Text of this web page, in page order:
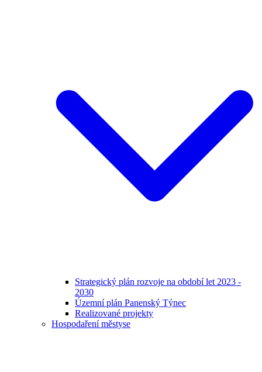
Strategický plán rozvoje na období let 2023 -
2030
Územní plán Panenský Týnec
Realizované projekty
Hospodaření městyse